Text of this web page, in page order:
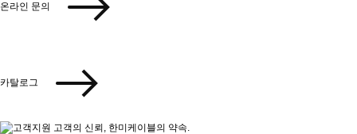
온라인 문의
카탈로그
고객의 신뢰, 한미케이블의 약속.